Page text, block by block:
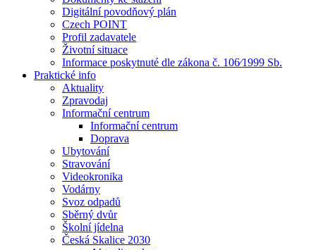
Digitální povodňový plán
Czech POINT
Profil zadavatele
Životní situace
Informace poskytnuté dle zákona č. 106⁄1999 Sb.
Praktické info
Aktuality
Zpravodaj
Informační centrum
Informační centrum
Doprava
Ubytování
Stravování
Videokronika
Vodárny
Svoz odpadů
Sběrný dvůr
Školní jídelna
Česká Skalice 2030